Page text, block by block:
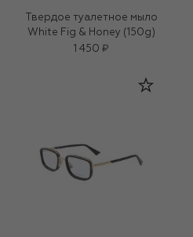
Твердое туалетное мыло
White Fig & Honey (150g)
1 450 ₽